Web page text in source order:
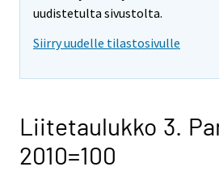
uudistetulta sivustolta.
Siirry uudelle tilastosivulle
Liitetaulukko 3.
2010=100